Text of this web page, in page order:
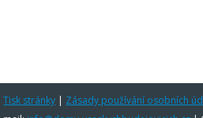
Tisk stránky | Zásady používání osobních